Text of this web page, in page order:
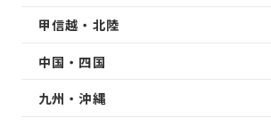
甲信越・北陸
中国・四国
九州・沖縄